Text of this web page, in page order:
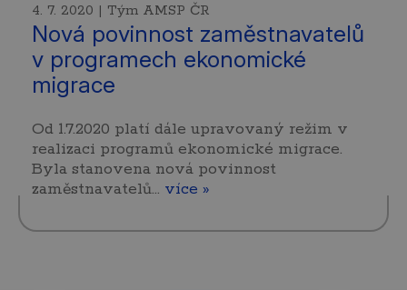
4. 7. 2020 | Tým AMSP ČR
Nová povinnost zaměstnavatelů
v programech ekonomické
migrace
Od 1.7.2020 platí dále upravovaný režim v
realizaci programů ekonomické migrace.
Byla stanovena nová povinnost
zaměstnavatelů… více »